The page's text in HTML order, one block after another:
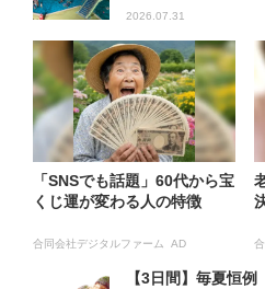
2026.07.31
「SNSでも話題」60代から宝
くじ運が変わる人の特徴
合同会社デジタルファーム AD
【3日間】毎夏恒